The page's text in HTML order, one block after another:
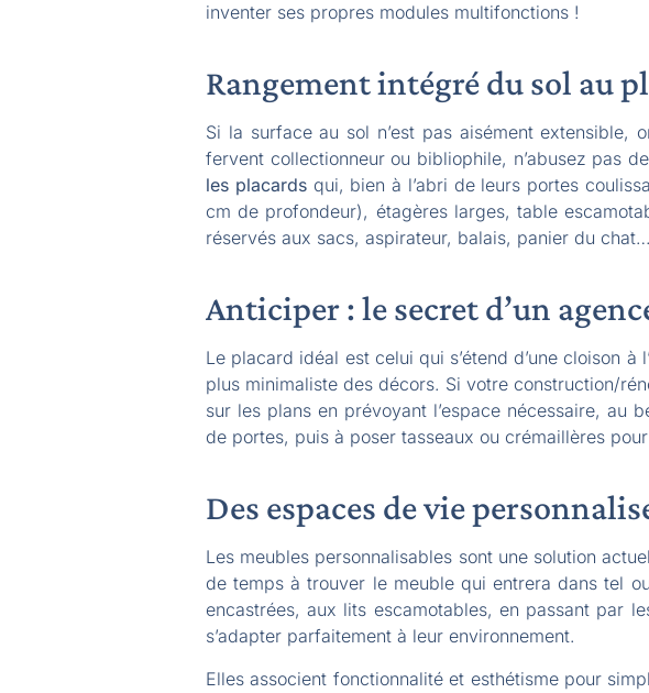
inventer ses propres modules multifonctions !
Rangement intégré du sol au
Si la surface au sol n’est pas aisément extensible,
fervent collectionneur ou bibliophile, n’abusez pas
les placards qui, bien à l’abri de leurs portes
cm de profondeur), étagères larges, table
réservés aux sacs, aspirateur, balais, panier du
Anticiper : le secret d’un
Le placard idéal est celui qui s’étend d’une cloison
plus minimaliste des décors. Si votre construction/
sur les plans en prévoyant l’espace nécessaire, au
de portes, puis à poser tasseaux ou crémaillères
Des espaces de vie
Les meubles personnalisables sont une solution
de temps à trouver le meuble qui entrera dans tel
encastrées, aux lits escamotables, en passant par
s’adapter parfaitement à leur environnement.
Elles associent fonctionnalité et esthétisme pour